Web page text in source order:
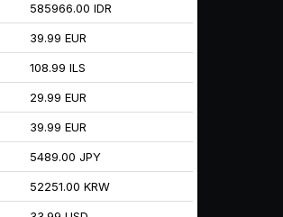
585966.00 IDR
39.99 EUR
108.99 ILS
29.99 EUR
39.99 EUR
5489.00 JPY
52251.00 KRW